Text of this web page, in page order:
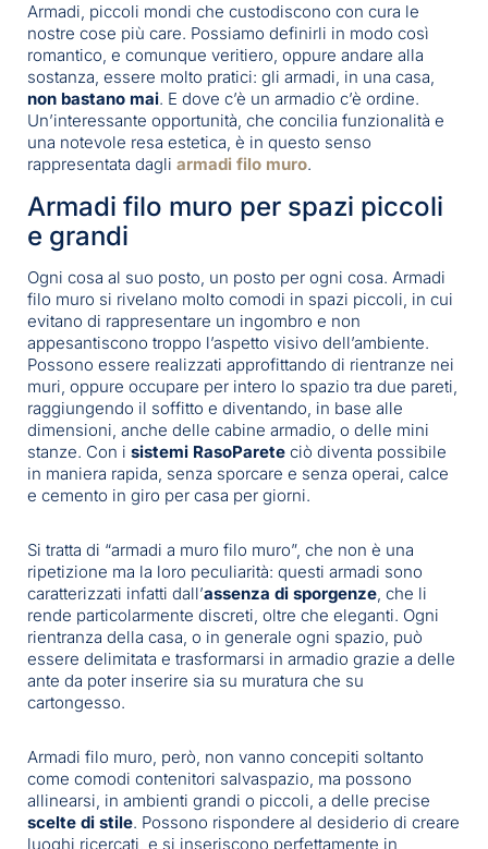
Armadi, piccoli mondi che custodiscono con cura le
nostre cose più care. Possiamo definirli in modo così
romantico, e comunque veritiero, oppure andare alla
sostanza, essere molto pratici: gli armadi, in una casa,
non bastano mai. E dove c’è un armadio c’è ordine.
Un’interessante opportunità, che concilia funzionalità e
una notevole resa estetica, è in questo senso
rappresentata dagli armadi filo muro.
Armadi filo muro per spazi piccoli
e grandi
Ogni cosa al suo posto, un posto per ogni cosa. Armadi
filo muro si rivelano molto comodi in spazi piccoli, in cui
evitano di rappresentare un ingombro e non
appesantiscono troppo l’aspetto visivo dell’ambiente.
Possono essere realizzati approfittando di rientranze nei
muri, oppure occupare per intero lo spazio tra due pareti,
raggiungendo il soffitto e diventando, in base alle
dimensioni, anche delle cabine armadio, o delle mini
stanze. Con i sistemi RasoParete ciò diventa possibile
in maniera rapida, senza sporcare e senza operai, calce
e cemento in giro per casa per giorni.
Si tratta di “armadi a muro filo muro”, che non è una
ripetizione ma la loro peculiarità: questi armadi sono
caratterizzati infatti dall’assenza di sporgenze, che li
rende particolarmente discreti, oltre che eleganti. Ogni
rientranza della casa, o in generale ogni spazio, può
essere delimitata e trasformarsi in armadio grazie a delle
ante da poter inserire sia su muratura che su
cartongesso.
Armadi filo muro, però, non vanno concepiti soltanto
come comodi contenitori salvaspazio, ma possono
allinearsi, in ambienti grandi o piccoli, a delle precise
scelte di stile. Possono rispondere al desiderio di creare
luoghi ricercati, e si inseriscono perfettamente in